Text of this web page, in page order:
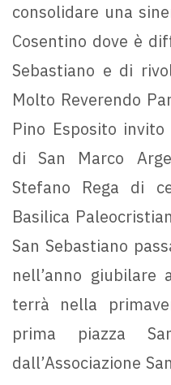
consolidare una
Cosentino dove è
Sebastiano e di
Molto Reverendo
Pino Esposito invito
di San Marco
Stefano Rega di
Basilica
San Sebastiano
nell’anno
terrà nella
prima piazza
dall’Associazione